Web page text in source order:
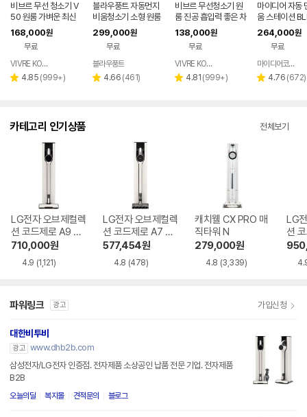
비브르 무선 청소기 V
50 원룸 가벼운 최신
형 차이슨 진공 청소기
168,000원
무료
페이
VIVRE KOREA
별 4.85 리
(999+)
블라우풍트 자동먼지
비움청소기 소형 원룸
핸디 BLDC 무선 진공
청소기 화이트, 단품
299,000원
무료
블라우풍트
별 4.66 리
(461)
비브르 무선청소기 원
룸 진공 흡입력 좋은 차
이슨 청소기 BLDC 멀
티형거치대 V25000
138,000원
무료
페이
VIVRE KOREA
별 4.81 리
(999+)
마이디어 자동
움 스테이션
선 청소기 블
KRGY-DS
264,000원
무료
마이디어코리아
별 4.76 리
(672)
카테고리 인기상품 전체보기
LG전자 오브제컬렉
션 코드제로 A9 AX
920BWE
710,000원
4.9 (1,121)
LG전자 오브제컬렉
션 코드제로 A7 Co
re A720WA
577,454원
4.8 (478)
캐치웰 CX PRO 매
직타워 N
279,000원
4.8 (3,339)
LG
션
파워링크 광고 가입신청
대한비투비
광고 www.dhb2b.com
삼성전자/LG전자 인증점. 전자제품 소상공인 납품 전문 기업. 전자제품
B2B
오늘의딜 복지몰 견적문의 블로그